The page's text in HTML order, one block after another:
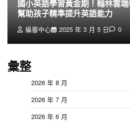
國小英語學習黃金期！翰林雲
幫助孩子精準提升英語能力
編審中心 2025 年 3 月 5 日 0
彙整
2026 年 8 月
2026 年 7 月
2026 年 6 月